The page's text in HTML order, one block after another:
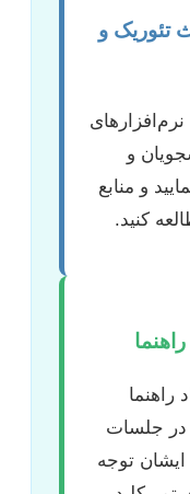
تئوریک و
و
و منابع
کنید.
راهنما
در جلسات
توجه